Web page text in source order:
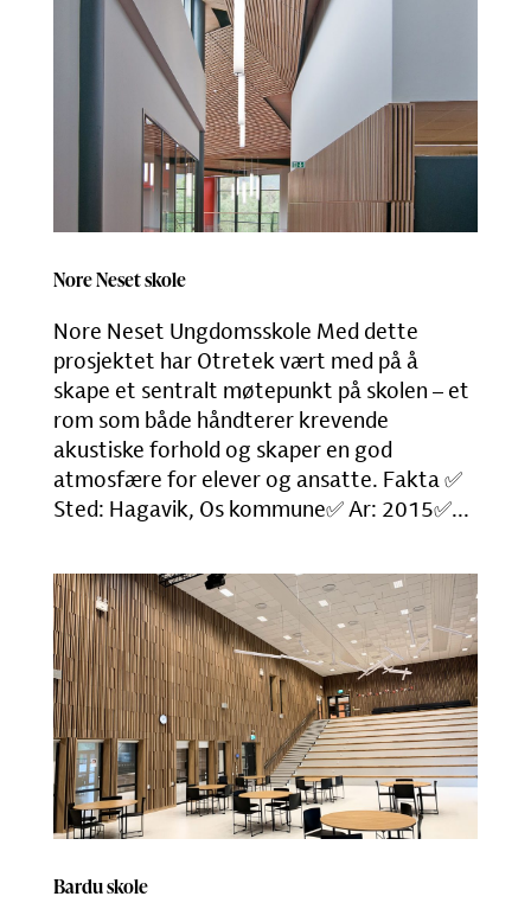
Nore Neset skole
Nore Neset Ungdomsskole Med dette
prosjektet har Otretek vært med på å
skape et sentralt møtepunkt på skolen – et
rom som både håndterer krevende
akustiske forhold og skaper en god
atmosfære for elever og ansatte. Fakta ✅
Sted: Hagavik, Os kommune✅ Ar: 2015✅...
Bardu skole